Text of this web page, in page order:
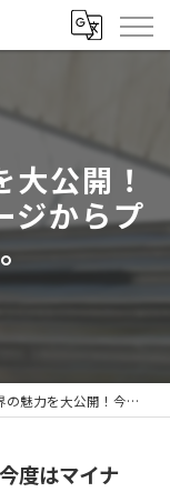
大公開！
ジからプ
今度はマイナスイメージからプラスに変える。
度はマイナ